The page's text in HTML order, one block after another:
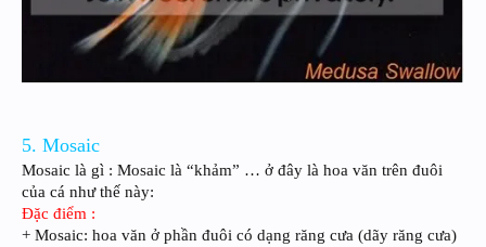
5. Mosaic
Mosaic là gì : Mosaic là “khảm” … ở đây là hoa văn trên đuôi
của cá như thế này:
Đặc điểm :
+ Mosaic: hoa văn ở phần đuôi có dạng răng cưa (dãy răng cưa)